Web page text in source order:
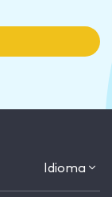
Idioma